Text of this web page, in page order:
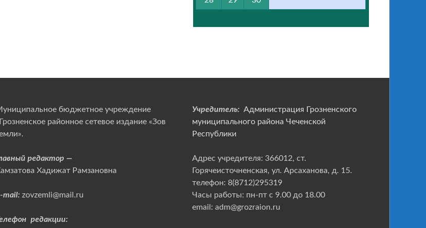
бюджетное учреждение
районное сетевое издание «Зов
редактор —
Хадижат Рамзановна
mail:zovzemli@mail.ru
редакции:
Учредитель: Администрация Грозненского
муниципального района Чеченской
Республики
Адрес учредителя: 366012, ст.
Горячеисточненская, ул. Арсаханова, д. 15.
телефон: 8(8712)295319
Часы работы: пн-пт с 9.00 до 18.00
email: adm@grozraion.ru